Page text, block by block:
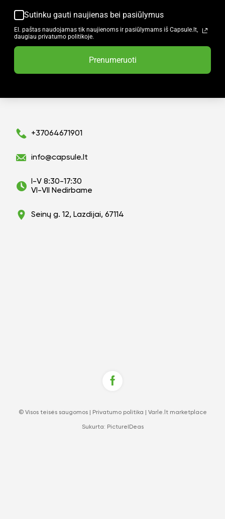
Sutinku gauti naujienas bei pasiūlymus
El. paštas naudojamas tik naujienoms ir pasiūlymams iš Capsule.lt,
daugiau privatumo politikoje.
Prenumeruoti
+37064671901
info@capsule.lt
I-V 8:30-17:30
VI-VII Nedirbame
Seinų g. 12, Lazdijai, 67114
© Visos teisės saugomos | Privatumo politika Varle.lt marketplace
Sukurta: PictureIDeas